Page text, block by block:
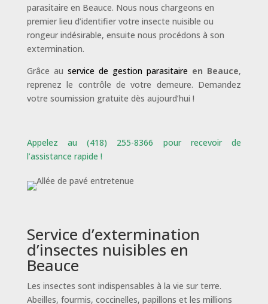
parasitaire en Beauce. Nous nous chargeons en
premier lieu d’identifier votre insecte nuisible ou
rongeur indésirable, ensuite nous procédons à son
extermination.
Grâce au service de gestion parasitaire en Beauce,
reprenez le contrôle de votre demeure. Demandez
votre soumission gratuite dès aujourd’hui !
Appelez au (418) 255-8366 pour recevoir de
l’assistance rapide !
Service d’extermination
d’insectes nuisibles en
Beauce
Les insectes sont indispensables à la vie sur terre.
Abeilles, fourmis, coccinelles, papillons et les millions